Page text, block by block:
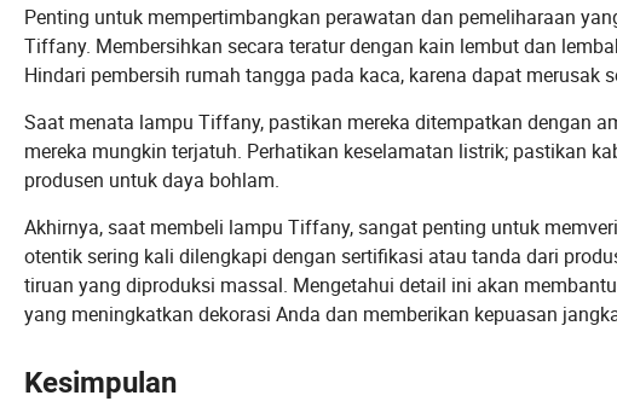
Penting untuk mempertimbangkan perawatan dan pemeliharaan
Tiffany. Membersihkan secara teratur dengan kain lembut dan
Hindari pembersih rumah tangga pada kaca, karena dapat merusak
Saat menata lampu Tiffany, pastikan mereka ditempatkan dengan
mereka mungkin terjatuh. Perhatikan keselamatan listrik; pastikan
produsen untuk daya bohlam.
Akhirnya, saat membeli lampu Tiffany, sangat penting untuk
otentik sering kali dilengkapi dengan sertifikasi atau tanda dari
tiruan yang diproduksi massal. Mengetahui detail ini akan
yang meningkatkan dekorasi Anda dan memberikan kepuasan
Kesimpulan